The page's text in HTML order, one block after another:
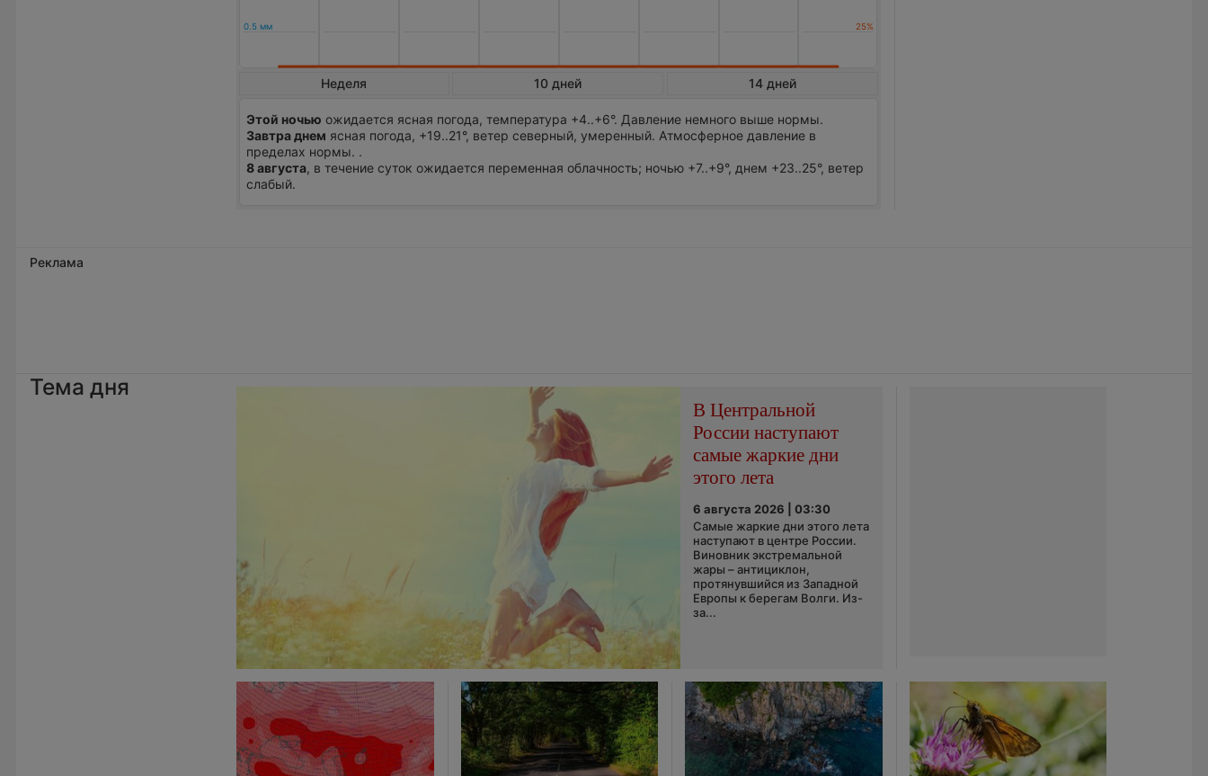
Неделя 10 дней 14 дней
Этой ночью ожидается ясная погода, температура +4..+6°. Давление немного выше нормы.
Завтра днем ясная погода, +19..21°, ветер северный, умеренный. Атмосферное давление в
пределах нормы. .
8 августа, в течение суток ожидается переменная облачность; ночью +7..+9°, днем +23..25°, ветер
слабый.
Реклама
Тема дня
В Центральной
России наступают
самые жаркие дни
этого лета
6 августа 2026 | 03:30
Самые жаркие дни этого лета
наступают в центре России.
Виновник экстремальной
жары – антициклон,
протянувшийся из Западной
Европы к берегам Волги. Из-
за...